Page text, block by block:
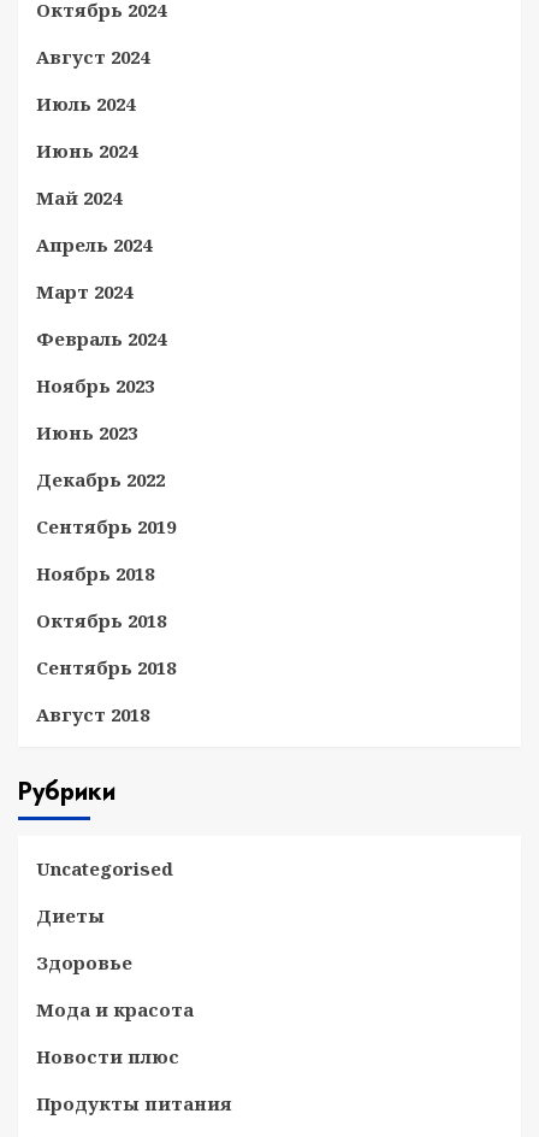
Октябрь 2024
Август 2024
Июль 2024
Июнь 2024
Май 2024
Апрель 2024
Март 2024
Февраль 2024
Ноябрь 2023
Июнь 2023
Декабрь 2022
Сентябрь 2019
Ноябрь 2018
Октябрь 2018
Сентябрь 2018
Август 2018
Рубрики
Uncategorised
Диеты
Здоровье
Мода и красота
Новости плюс
Продукты питания